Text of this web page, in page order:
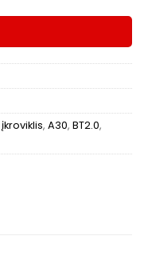
, A30, BT2.0,